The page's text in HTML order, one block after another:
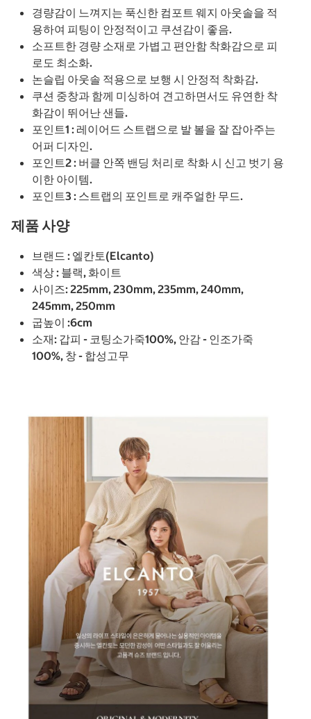
경량감이 느껴지는 푹신한 컴포트 웨지 아웃솔을 적
용하여 피팅이 안정적이고 쿠션감이 좋음.
소프트한 경량 소재로 가볍고 편안함 착화감으로 피
로도 최소화.
논슬립 아웃솔 적용으로 보행 시 안정적 착화감.
쿠션 중창과 함께 미싱하여 견고하면서도 유연한 착
화감이 뛰어난 샌들.
포인트1 : 레이어드 스트랩으로 발 볼을 잘 잡아주는
어퍼 디자인.
포인트2 : 버클 안쪽 밴딩 처리로 착화 시 신고 벗기 용
이한 아이템.
포인트3 : 스트랩의 포인트로 캐주얼한 무드.
제품 사양
브랜드 : 엘칸토(Elcanto)
색상 : 블랙, 화이트
사이즈: 225mm, 230mm, 235mm, 240mm,
245mm, 250mm
굽높이 :6cm
소재: 갑피 - 코팅소가죽100%, 안감 - 인조가죽
100%, 창 - 합성고무